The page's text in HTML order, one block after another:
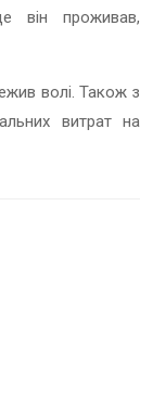
він проживав,
волі. Також з
витрат на